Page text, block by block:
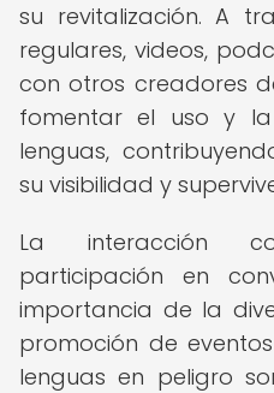
su revitalización. A
regulares, videos,
con otros creadores
fomentar el uso y
lenguas,
su visibilidad y
La interacción
participación en
importancia de la
promoción de
lenguas en peligro